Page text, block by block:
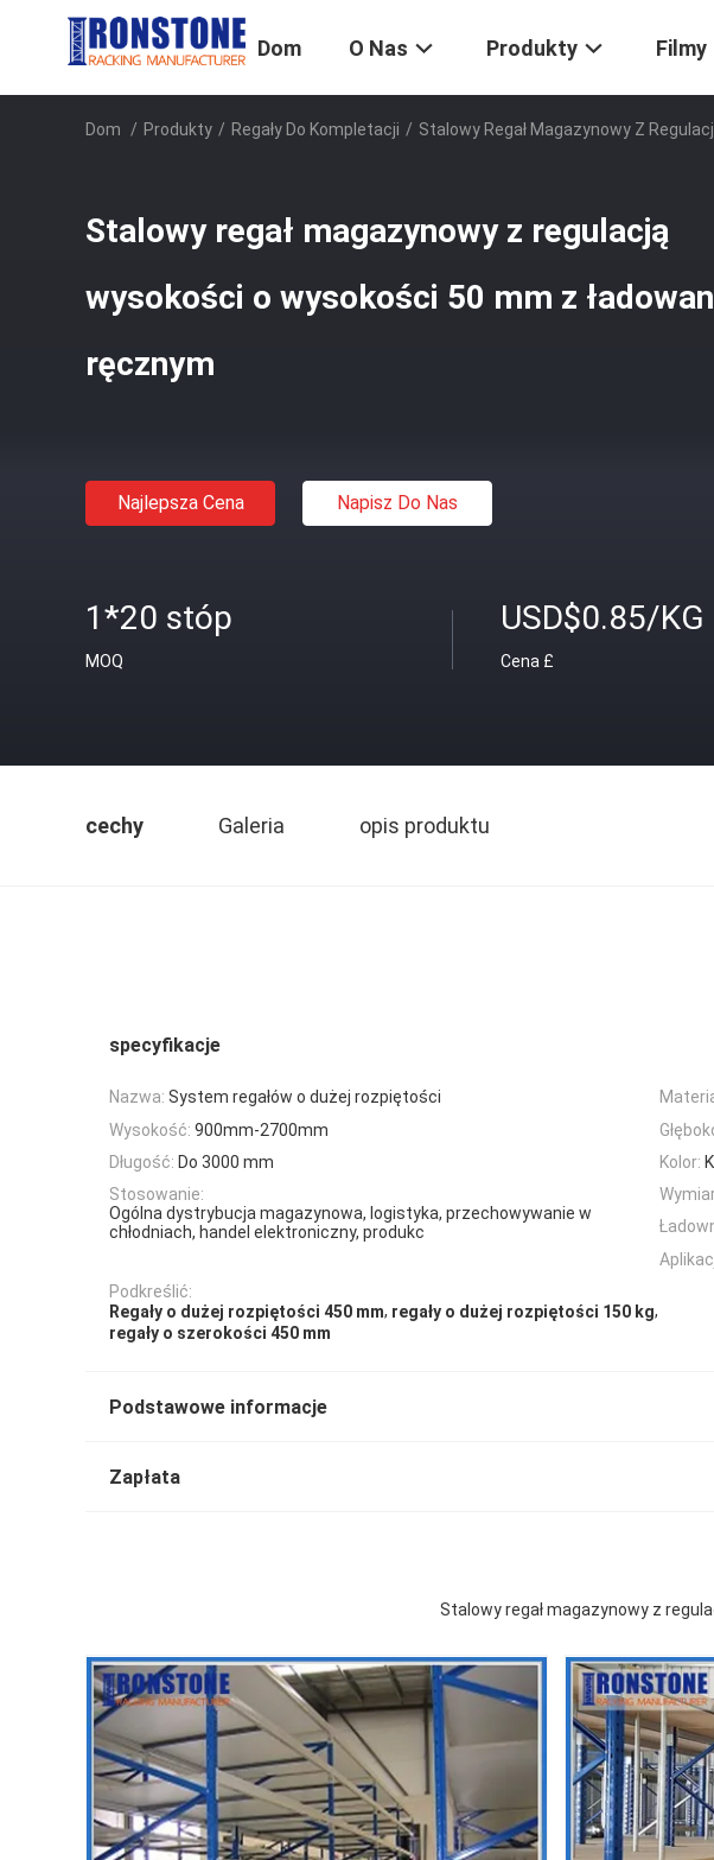
Dom O Nas Produkty Filmy
Dom / Produkty / Regały Do ​​kompletacji / Stalowy Regał Magazynowy Z
Stalowy regał magazynowy z regulacją
wysokości o wysokości 50 mm z
ręcznym
Najlepsza Cena Napisz Do Nas
1*20 stóp
MOQ
USD$0.85/KG
Cena £
cechy Galeria opis produktu
specyfikacje
Nazwa: System regałów o dużej rozpiętości
Wysokość: 900mm-2700mm
Długość: Do 3000 mm Kolor:
Stosowanie:
Ogólna dystrybucja magazynowa, logistyka, przechowywanie w
chłodniach, handel elektroniczny, produkc
Podkreślić:
Regały o dużej rozpiętości 450 mm, regały o dużej rozpiętości 150 kg,
regały o szerokości 450 mm
Podstawowe informacje
Zapłata
Stalowy regał magazynowy z